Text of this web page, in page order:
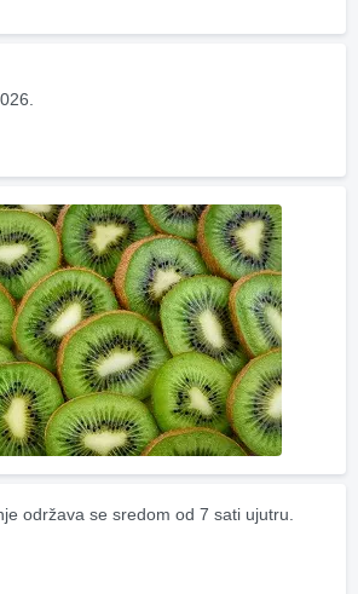
održava se sredom od 7 sati ujutru.